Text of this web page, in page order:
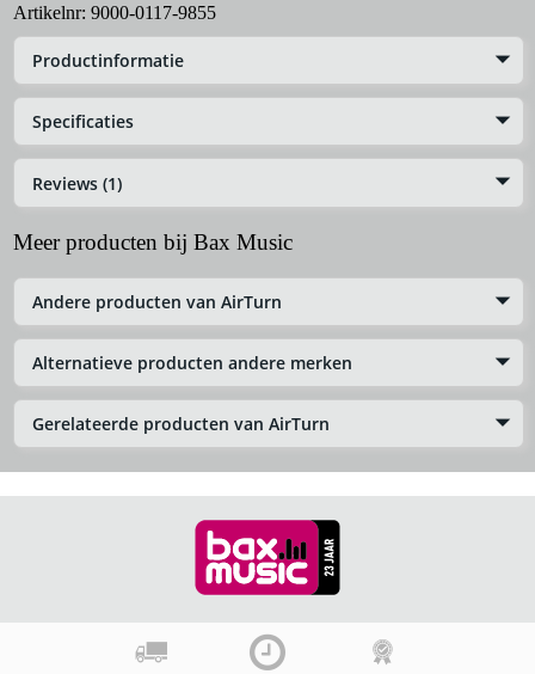
Artikelnr: 9000-0117-9855
Productinformatie
Specificaties
Reviews (1)
Meer producten bij Bax Music
Andere producten van AirTurn
Alternatieve producten andere merken
Gerelateerde producten van AirTurn